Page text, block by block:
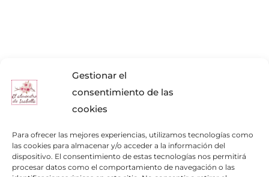
Gestionar el
consentimiento de las
cookies
Para ofrecer las mejores experiencias, utilizamos tecnologías como
las cookies para almacenar y/o acceder a la información del
dispositivo. El consentimiento de estas tecnologías nos permitirá
procesar datos como el comportamiento de navegación o las